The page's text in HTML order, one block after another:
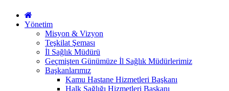
Yönetim
Misyon & Vizyon
Teşkilat Şeması
İl Sağlık Müdürü
Geçmişten Günümüze İl Sağlık Müdürlerimiz
Başkanlarımız
Kamu Hastane Hizmetleri Başkanı
Halk Sağlığı Hizmetleri Başkanı